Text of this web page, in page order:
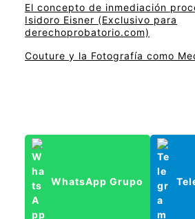
El concepto de inmediación
Isidoro Eisner (Exclusivo para
derechoprobatorio.com)
Couture y la Fotografía como
WhatsApp Grupo